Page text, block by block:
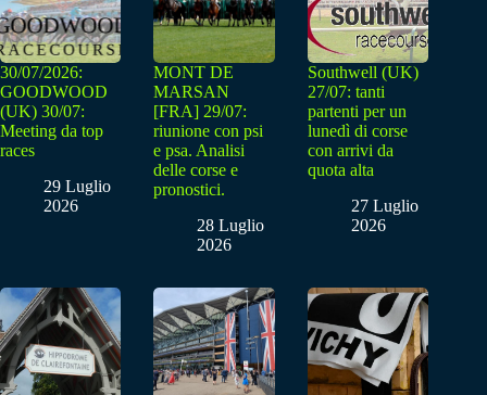
30/07/2026:
GOODWOOD
(UK) 30/07:
Meeting da top
races
29 Luglio
2026
MONT DE
MARSAN
[FRA] 29/07:
riunione con psi
e psa. Analisi
delle corse e
pronostici.
28 Luglio
2026
Southwell (UK)
27/07: tanti
partenti per un
lunedì di corse
con arrivi da
quota alta
27 Luglio
2026